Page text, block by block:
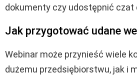
dokumenty czy udostępnić czat
Jak przygotować udane
Webinar może przynieść wiele
dużemu przedsiębiorstwu, jak i